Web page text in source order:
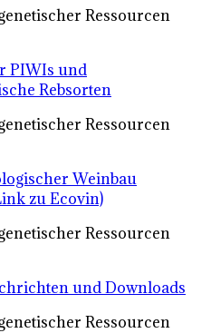
Ressourcen
PIWIs und
Rebsorten
Ressourcen
Weinbau
zu Ecovin)
Ressourcen
und Downloads
Ressourcen